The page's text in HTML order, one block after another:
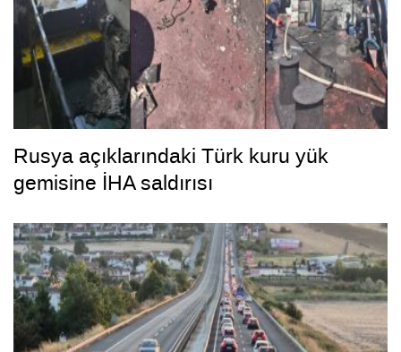
Rusya açıklarındaki Türk kuru yük
gemisine İHA saldırısı